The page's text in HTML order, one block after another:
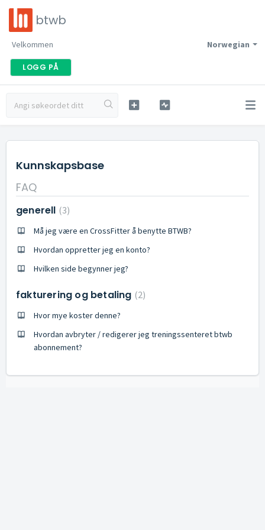
btwb
Norwegian
Velkommen
LOGG PÅ
Kunnskapsbase
FAQ
generell 3
Må jeg være en CrossFitter å benytte BTWB?
Hvordan oppretter jeg en konto?
Hvilken side begynner jeg?
fakturering og betaling 2
Hvor mye koster denne?
Hvordan avbryter / redigerer jeg treningssenteret btwb
abonnement?